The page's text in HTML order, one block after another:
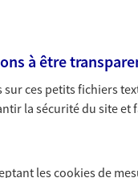
6
:
sont disponibles
à être
ces petits fichiers
la sécurité du site et
lescookiesde